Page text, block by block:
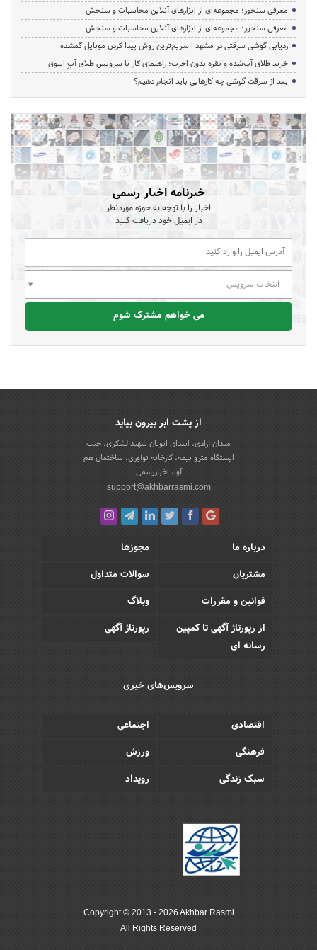
معرفی سنجور؛ مجموعه‌ای از ابزارهای آنلاین محاسبات و سنجش
معرفی سنجور؛ مجموعه‌ای از ابزارهای آنلاین محاسبات و سنجش
ردیابی گوشی سرقتی در مشهد | سریع‌ترین روش پیدا کردن موبایل گمشده
خرید طلای آب‌شده و نقره بدون اجرت؛ راهنمای کار با سرویس طلای آپِ اینوی
بعد از سرقت گوشی چه کارهایی باید انجام دهیم؟
خبرنامه اخبار رسمی
اخبار را با توجه به حوزه موردنظر
در ایمیل خود دریافت کنید
انتخاب سرویس
می خواهم مشترک شوم
از پشت ابر بیرون بیاید
میدان آزادی، ابتدای اتوبان شهید لشکری، جنب
ایستگاه مترو بیمه، کارخانه نوآوری، ساختمان هم
آوا، اخباررسمی
support@akhbarrasmi.com
درباره ما
مجوزها
مشتریان
سوالات متداول
قوانین و مقررات
وبلاگ
از رپورتاژ آگهی تا کمپین
رسانه ای
رپورتاژ آگهی
سرویس‌های خبری
اقتصادی
اجتماعی
فرهنگی
ورزش
سبک زندگی
رویداد
Copyright © 2013 - 2026 Akhbar Rasmi
All Rights Reserved